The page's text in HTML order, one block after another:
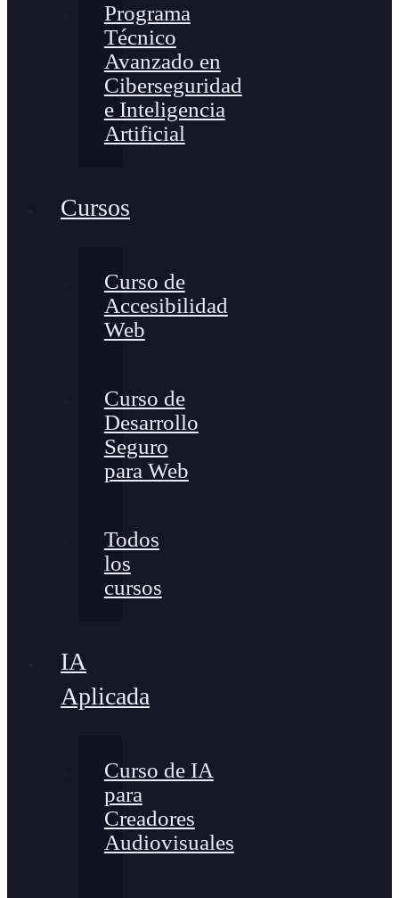
Programa
Técnico
Avanzado en
Ciberseguridad
e Inteligencia
Artificial
Cursos
Curso de
Accesibilidad
Web
Curso de
Desarrollo
Seguro
para Web
Todos
los
cursos
IA
Aplicada
Curso de IA
para
Creadores
Audiovisuales